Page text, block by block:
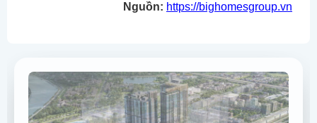
Nguồn: https://bighomesgroup.vn